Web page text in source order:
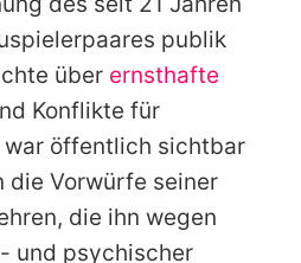
publik
über ernsthafte
Konflikte für
war öffentlich sichtbar
die Vorwürfe seiner
die ihn wegen
und psychischer